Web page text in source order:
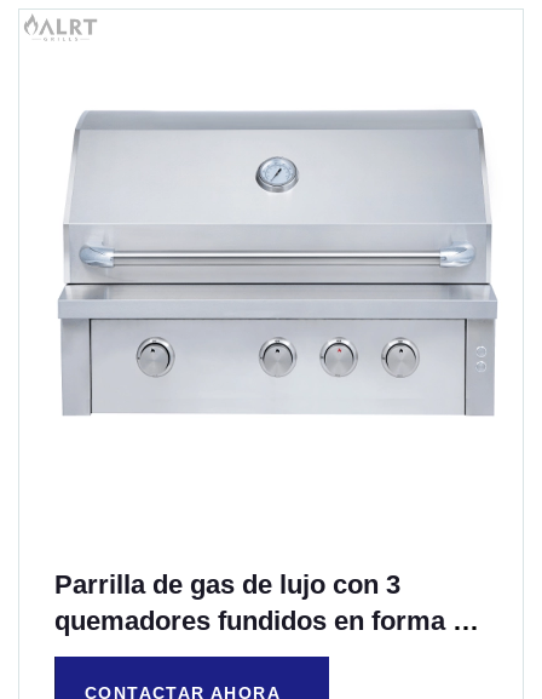
Parrilla de gas de lujo con 3
quemadores fundidos en forma de
H de 36 pulgadas
CONTACTAR AHORA